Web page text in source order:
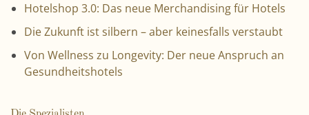
Hotelshop 3.0: Das neue Merchandising für Hotels
Die Zukunft ist silbern – aber keinesfalls verstaubt
Von Wellness zu Longevity: Der neue Anspruch an
Gesundheitshotels